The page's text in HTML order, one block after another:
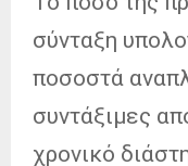
σύνταξη
ποσοστά
συντάξιμες
χρονικό